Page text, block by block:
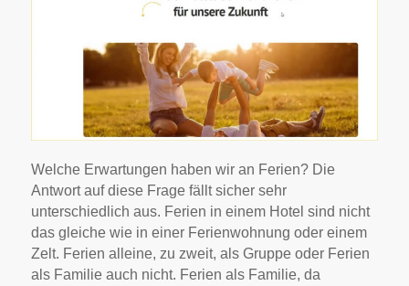
Welche Erwartungen haben wir an Ferien? Die
Antwort auf diese Frage fällt sicher sehr
unterschiedlich aus. Ferien in einem Hotel sind nicht
das gleiche wie in einer Ferienwohnung oder einem
Zelt. Ferien alleine, zu zweit, als Gruppe oder Ferien
als Familie auch nicht. Ferien als Familie, da